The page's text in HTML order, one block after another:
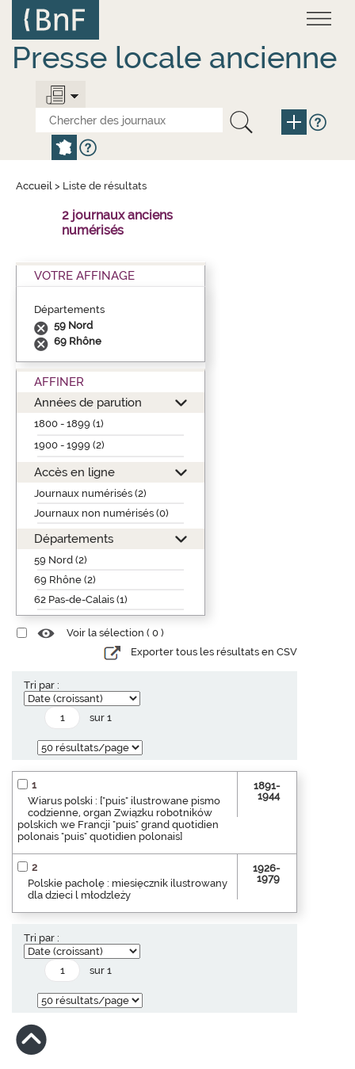
contenu
principal
Presse locale ancienne
Accueil > Liste de résultats
2 journaux anciens
numérisés
VOTRE AFFINAGE
Départements
59 Nord
69 Rhône
AFFINER
Années de parution
1800 - 1899 (1)
1900 - 1999 (2)
Accès en ligne
Journaux numérisés (2)
Journaux non numérisés (0)
Départements
59 Nord (2)
69 Rhône (2)
62 Pas-de-Calais (1)
Voir la sélection ( 0 )
Exporter tous les résultats en CSV
Tri par :
sur 1
1
Wiarus polski : ["puis" ilustrowane pismo
codzienne, organ Związku robotników
polskich we Francji "puis" grand quotidien
polonais "puis" quotidien polonais]
1891-
1944
2
Polskie pacholę : miesięcznik ilustrowany
dla dzieci l młodzleży
1926-
1979
Tri par :
sur 1
Panneau de gestion des cookies